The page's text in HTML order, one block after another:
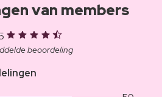
van members
beoordeling